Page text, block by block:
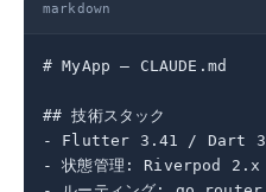
markdown
# MyApp — CLAUDE.md
## 技術スタック
- Flutter 3.41 / Dart
- 状態管理: Riverpod 2.x